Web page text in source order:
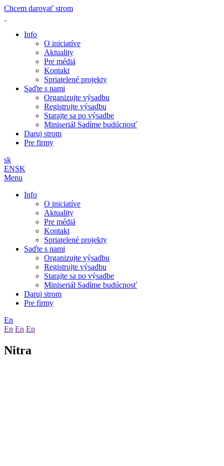
Chcem darovať strom
Info
O iniciatíve
Aktuality
Pre médiá
Kontakt
Spriatelené projekty
Saďte s nami
Organizujte výsadbu
Registrujte výsadbu
Starajte sa po výsadbe
Miniseriál Sadíme budúcnosť
Daruj strom
Pre firmy
sk
ENSK
Menu
Info
O iniciatíve
Aktuality
Pre médiá
Kontakt
Spriatelené projekty
Saďte s nami
Organizujte výsadbu
Registrujte výsadbu
Starajte sa po výsadbe
Miniseriál Sadíme budúcnosť
Daruj strom
Pre firmy
En
En En En
Nitra